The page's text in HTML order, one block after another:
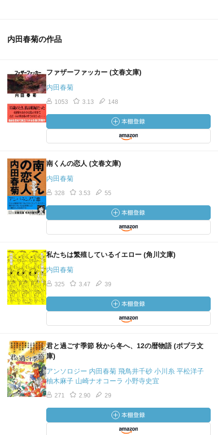
内田春菊の作品
ファザーファッカー (文春文庫)
内田春菊
1053 3.13 148
南くんの恋人 (文春文庫)
内田春菊
328 3.53 55
私たちは繁殖しているイエロー (角川文庫)
内田春菊
325 3.47 39
君と過ごす季節 秋から冬へ、12の暦物語 (ポプラ文
庫)
アンソロジー 内田春菊 飛鳥井千砂 小川糸 平松洋子
柚木麻子 山崎ナオコーラ 小野寺史宜
271 2.90 29